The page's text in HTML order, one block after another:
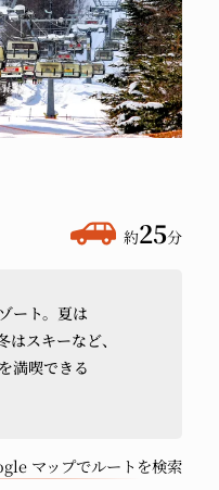
約25分
ート。 夏は
はスキーなど、
満喫できる
マップでルートを検索